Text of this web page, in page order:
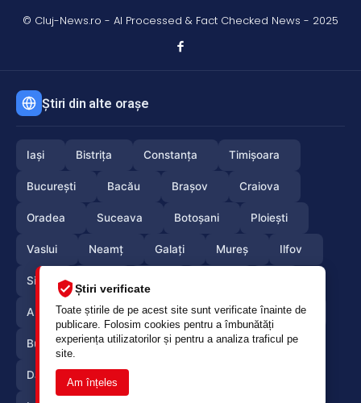
Știri verificate
Toate știrile de pe acest site sunt verificate înainte de
publicare. Folosim cookies pentru a îmbunătăți
experiența utilizatorilor și pentru a analiza traficul pe
site.
Am înțeles
© Cluj-News.ro - AI Processed & Fact Checked News - 2025
Știri din alte orașe
Iași Bistrița Constanța Timișoara
București Bacău Brașov Craiova
Oradea Suceava Botoșani Ploiești
Vaslui Neamț Galați Mureș Ilfov
Sibiu
Arges Maramures Vrancea Satumare
Buzau Braila Calarasi Caras-Severin
Dambovita Giurgiu